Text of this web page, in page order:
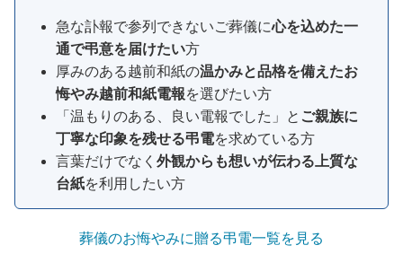
急な訃報で参列できないご葬儀に心を込めた一
通で弔意を届けたい方
厚みのある越前和紙の温かみと品格を備えたお
悔やみ越前和紙電報を選びたい方
「温もりのある、良い電報でした」と ご親族に
丁寧な印象を残せる弔電を求めている方
言葉だけでなく 外観からも想いが伝わる上質な
台紙を利用したい方
葬儀のお悔やみに贈る弔電一覧を見る